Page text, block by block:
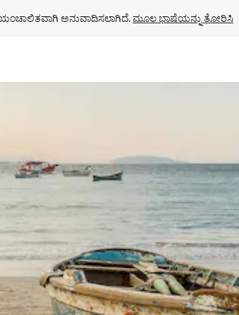
ಅನುವಾದಿಸಲಾಗಿದೆ. ಮೂಲ ಭಾಷೆಯನ್ನು ತೋರಿಸಿ